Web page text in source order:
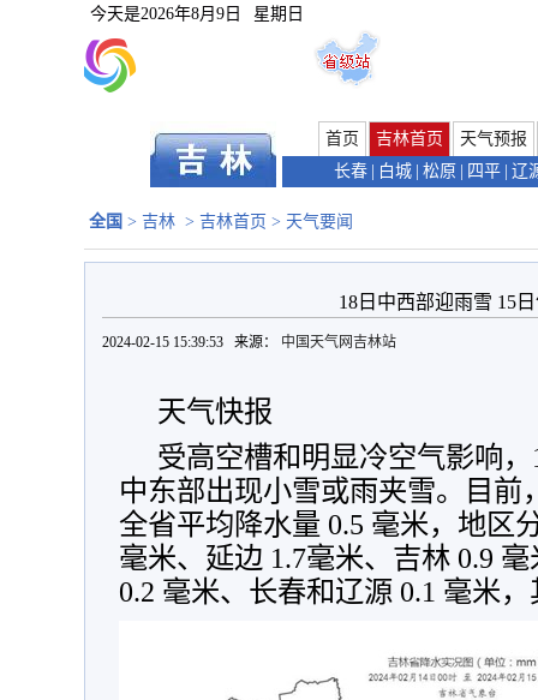
今天是2026年8月9日 星期日
首页 吉林首页
天气预报
长春
白城 松原 四平 辽
全国 > 吉林 > 吉林首页 > 天气要闻
18日中西部迎雨雪 15
2024-02-15 15:39:53 来源： 中国天气网吉林站
天气快报
受高空槽和明显冷空气影响
中东部出现小雪或雨夹雪。目前
全省平均降水量 0.5 毫米，地区
毫米、延边 1.7毫米、吉林 0.9
0.2 毫米、长春和辽源 0.1 毫米